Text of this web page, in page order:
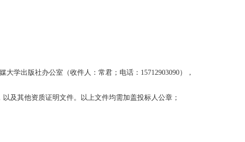
学出版社办公室（收件人：常君；电话：15712903090），
及其他资质证明文件。以上文件均需加盖投标人公章；